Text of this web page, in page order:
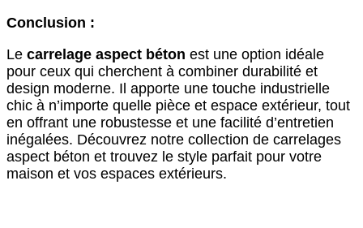
Conclusion :
Le carrelage aspect béton est une option idéale
pour ceux qui cherchent à combiner durabilité et
design moderne. Il apporte une touche industrielle
chic à n’importe quelle pièce et espace extérieur, tout
en offrant une robustesse et une facilité d’entretien
inégalées. Découvrez notre collection de carrelages
aspect béton et trouvez le style parfait pour votre
maison et vos espaces extérieurs.